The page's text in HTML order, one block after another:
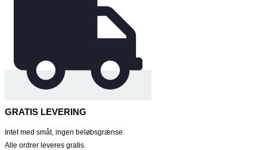
GRATIS LEVERING
Intet med småt, ingen beløbsgrænse.
Alle ordrer leveres gratis.